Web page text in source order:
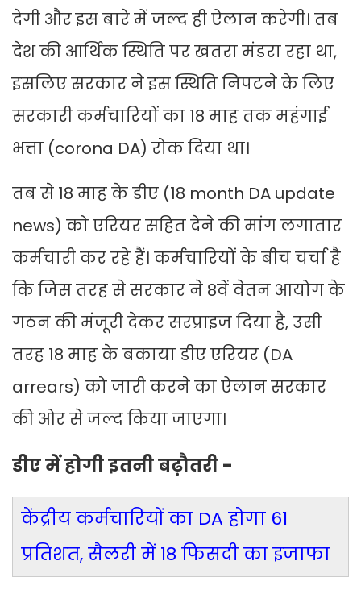
देगी और इस बारे में जल्द ही ऐलान करेगी। तब
देश की आर्थिक स्थिति पर खतरा मंडरा रहा था,
इसलिए सरकार ने इस स्थिति निपटने के लिए
सरकारी कर्मचारियों का 18 माह तक महंगाई
भत्ता (corona DA) रोक दिया था।
तब से 18 माह के डीए (18 month DA update
news) को एरियर सहित देने की मांग लगातार
कर्मचारी कर रहे हैं। कर्मचारियों के बीच चर्चा है
कि जिस तरह से सरकार ने 8वें वेतन आयोग के
गठन की मंजूरी देकर सरप्राइज दिया है, उसी
तरह 18 माह के बकाया डीए एरियर (DA
arrears) को जारी करने का ऐलान सरकार
की ओर से जल्द किया जाएगा।
डीए में होगी इतनी बढ़ौतरी -
केंद्रीय कर्मचारियों का DA होगा 61
प्रतिशत, सैलरी में 18 फिसदी का इजाफा